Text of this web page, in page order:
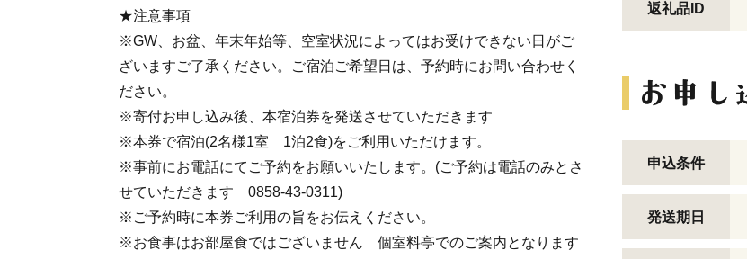
★注意事項
※GW、お盆、年末年始等、空室状況によってはお受けできない日がご
ざいますご了承ください。ご宿泊ご希望日は、予約時にお問い合わせく
ださい。
※寄付お申し込み後、本宿泊券を発送させていただきます
※本券で宿泊(2名様1室 1泊2食)をご利用いただけます。
※事前にお電話にてご予約をお願いいたします。(ご予約は電話のみとさ
せていただきます 0858-43-0311)
※ご予約時に本券ご利用の旨をお伝えください。
※お食事はお部屋食ではございません 個室料亭でのご案内となります
返礼品ID
申込条件
発送期日